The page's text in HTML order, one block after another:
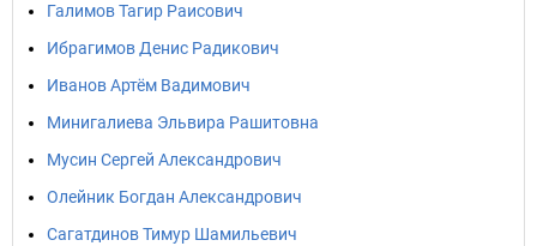
Галимов Тагир Раисович
Ибрагимов Денис Радикович
Иванов Артём Вадимович
Минигалиева Эльвира Рашитовна
Мусин Сергей Александрович
Олейник Богдан Александрович
Сагатдинов Тимур Шамильевич